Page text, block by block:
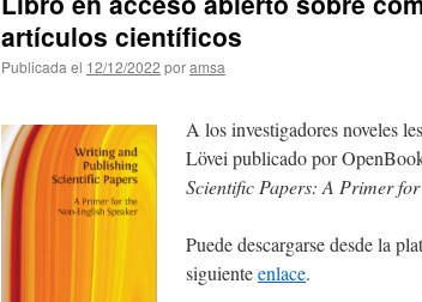
artículos científicos
Publicada el 12/12/2022 poramsa
A los investigadores noveles
Lövei publicado por
Scientific Papers: A Primer
Puede descargarse desde la
siguienteenlace.